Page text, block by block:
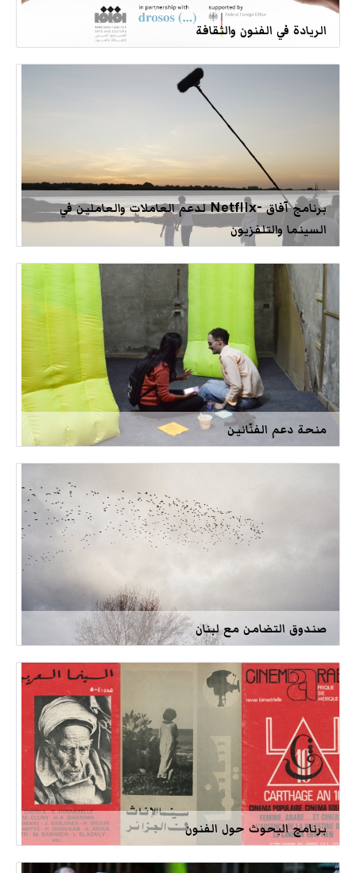
الريادة في الفنون والثقافة
برنامج آفاق -Netflix لدعم العاملات والعاملين في
السينما والتلفزيون
منحة دعم الفنّانين
صندوق التضامن مع لبنان
برنامج البحوث حول الفنون